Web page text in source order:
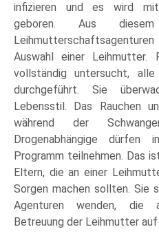
infizieren und es wird mit
geboren. Aus
Auswahl einer Leihmutter.
vollständig untersucht,
durchgeführt. Sie
Lebensstil. Das Rauchen
während der
Drogenabhängige dürfen
Programm teilnehmen. Das
Eltern, die an einer
Sorgen machen sollten. Sie
Agenturen wenden, die
Betreuung der Leihmutter auf